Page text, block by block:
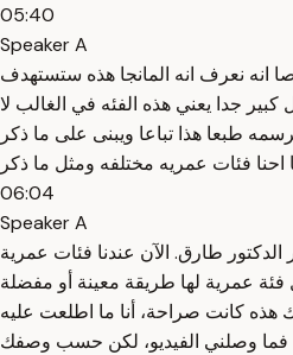
05:40
Speaker A
انه نعرف انه المانجا هذه ستستهدف
جدا يعني هذه الفئه في الغالب لا
الرسمه طبعا هذا تباعا ويبنى على ما ذكر
احنا فئات عمريه مختلفه ومثل ما ذكر
06:04
Speaker A
الدكتور طارق. الآن عندنا فئات عمرية
عمرية لها طريقة معينة أو مفضلة
هذه كانت صراحة، أنا ما اطلعت عليه
فما وصلني الفيديو، لكن حسب وصفك